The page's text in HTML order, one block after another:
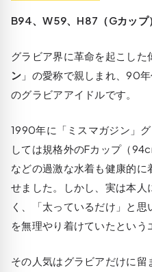
B94、W59、H87（Gカップ）
グラビア界に革命を起こした
ン 」の愛称で親しまれ、90
のグラビアアイドルです。
1990年に「ミスマガジン」
しては規格外のFカップ（
などの過激な水着も健康的に
せました。しかし、実は本
く、「太っているだけ」と
を無理やり着けていたという
その人気はグラビアだけに